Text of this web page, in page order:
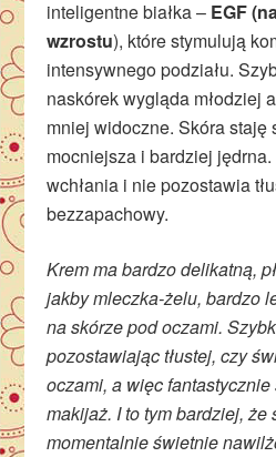
inteligentne białka – EGF
wzrostu), które stymulują
intensywnego podziału.
naskórek wygląda młodziej
mniej widoczne. Skóra staję
mocniejsza i bardziej
wchłania i nie pozostawia
bezzapachowy.
Krem ma bardzo delikatną,
jakby mleczka-żelu, bardzo
na skórze pod oczami.
pozostawiając tłustej, czy
oczami, a więc
makijaż. I to tym bardziej, że
momentalnie świetnie